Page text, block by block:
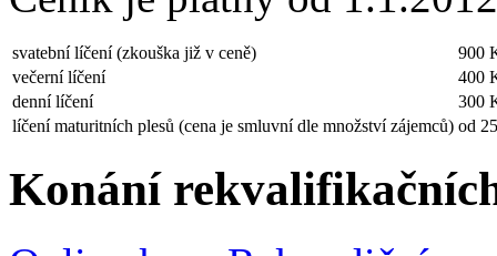
svatební líčení (zkouška již v ceně)
900
večerní líčení
400
denní líčení
300
líčení maturitních plesů (cena je smluvní dle množství zájemců) od
Konání